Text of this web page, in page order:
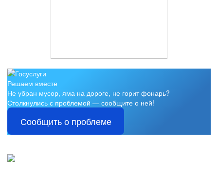
Решаем вместе
Не убран мусор, яма на дороге, не горит фонарь?
Столкнулись с проблемой — сообщите о ней!
Сообщить о проблеме